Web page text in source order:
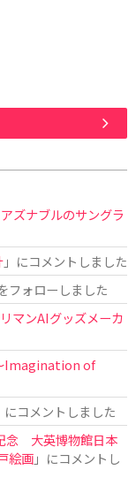
ズナブルのサングラ
」にコメントしました
フォローしました
マンAIグッズメーカ
Imagination of
にコメントしました
念 大英博物館日本
絵画」にコメントし